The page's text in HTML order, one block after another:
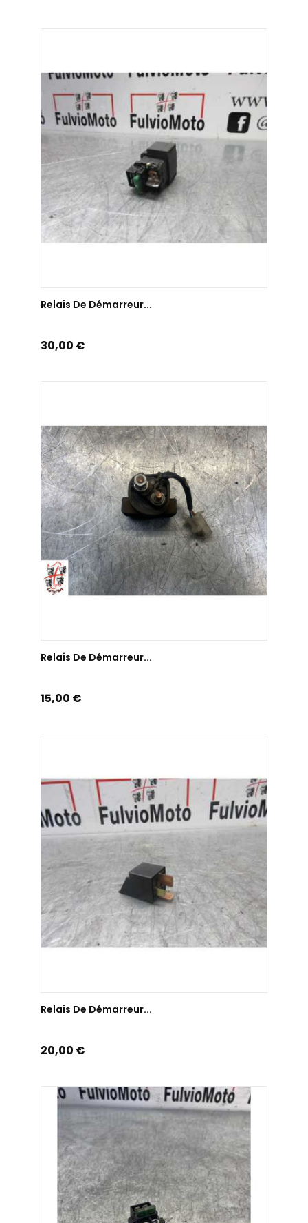
Relais De Démarreur...
Prix
30,00 €
Relais De Démarreur...
Prix
15,00 €
Relais De Démarreur...
Prix
20,00 €